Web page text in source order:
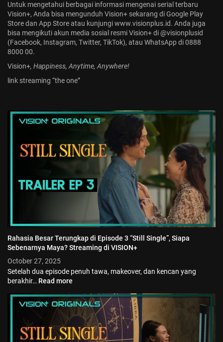
Rahasia Besar Terungkap di Episode 3 “Still Single”, Siapa
Sebenarnya Maya? Streaming di VISION+
October 27, 2025
Setelah dua episode penuh tawa, makeover, dan kencan yang
berakhir… Read more
Untuk mengetahui berbagai informasi mengenai serial terbaru
Vision+, Anda bisa mengunduh Vision+ sekarang di Google Play
Store dan App Store atau kunjungiwww.visionplus.id. Anda juga
bisa mengikuti akun media sosial resmi Vision+ di @visionplusid
(Facebook, Instagram, Twitter, TikTok), atau WhatsApp di 0888
8000 00.
Vision+, Happiness, Anytime, Anywhere!
link streaming “the one”